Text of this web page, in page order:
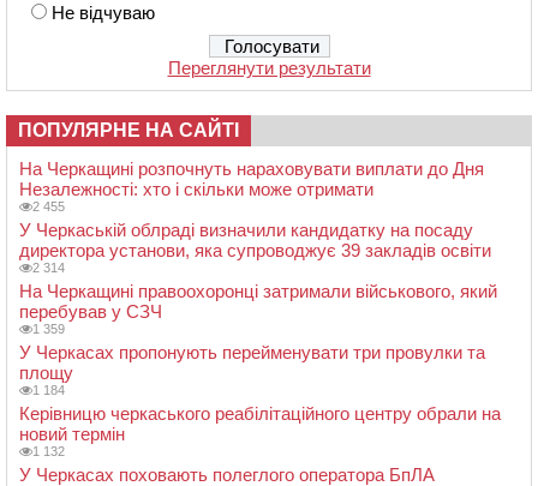
Не відчуваю
Переглянути результати
ПОПУЛЯРНЕ НА САЙТІ
На Черкащині розпочнуть нараховувати виплати до Дня
Незалежності: хто і скільки може отримати
2 455
У Черкаській облраді визначили кандидатку на посаду
директора установи, яка супроводжує 39 закладів освіти
2 314
На Черкащині правоохоронці затримали військового, який
перебував у СЗЧ
1 359
У Черкасах пропонують перейменувати три провулки та
площу
1 184
Керівницю черкаського реабілітаційного центру обрали на
новий термін
1 132
У Черкасах поховають полеглого оператора БпЛА